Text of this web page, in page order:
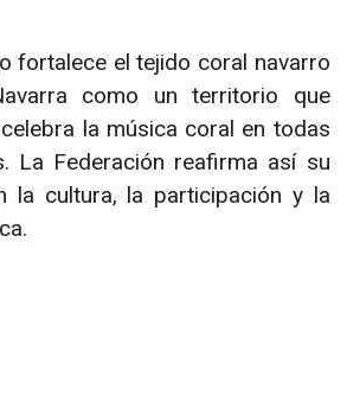
fortalece el tejido coral navarro
como un territorio que
la música coral en todas
La Federación reafirma así su
la cultura, la participación y la